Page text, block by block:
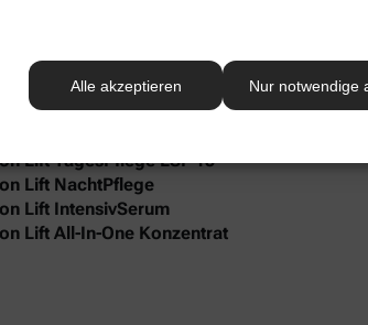
Alle akzeptieren Nur notwendige
Haut benötigt intensive Pflege und
Hautgefühl und gepflegte
Lift TagesPflege LSF 15
Lift NachtPflege
Lift IntensivSerum
Lift All-In-One Konzentrat